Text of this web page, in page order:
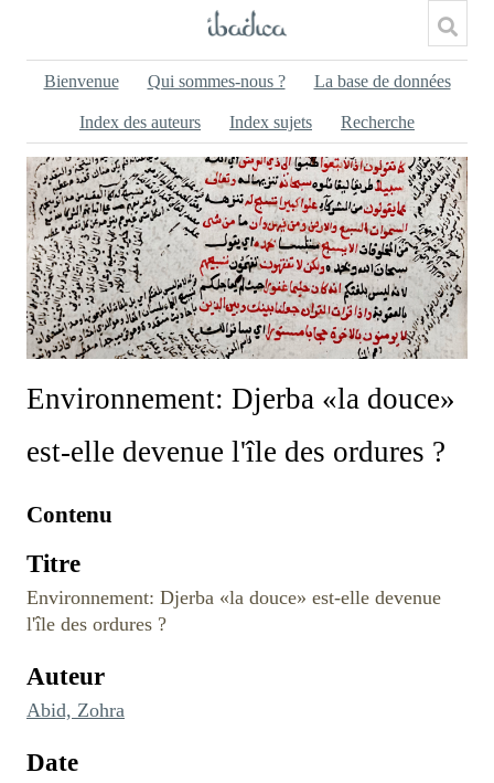
Bienvenue Qui sommes-nous ? La base de données
Index des auteurs Index sujets Recherche
Environnement: Djerba «la douce»
est-elle devenue l'île des ordures ?
Contenu
Titre
Environnement: Djerba «la douce» est-elle devenue
l'île des ordures ?
Auteur
Abid, Zohra
Date